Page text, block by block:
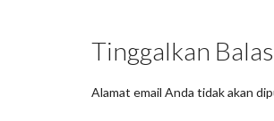
Tinggalkan
Alamat email Anda tidak akan